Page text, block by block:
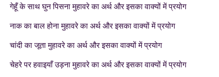
गेहूँ के साथ घुन पिसना मुहावरे का अर्थ और इसका वाक्यों में प्रयोग
नाक का बाल होना मुहावरे का अर्थ और इसका वाक्यों में प्रयोग
चांदी का जूता मुहावरे का अर्थ और इसका वाक्यों में प्रयोग
चेहरे पर हवाइयाँ उड़ना मुहावरे का अर्थ और इसका वाक्यों में प्रयोग